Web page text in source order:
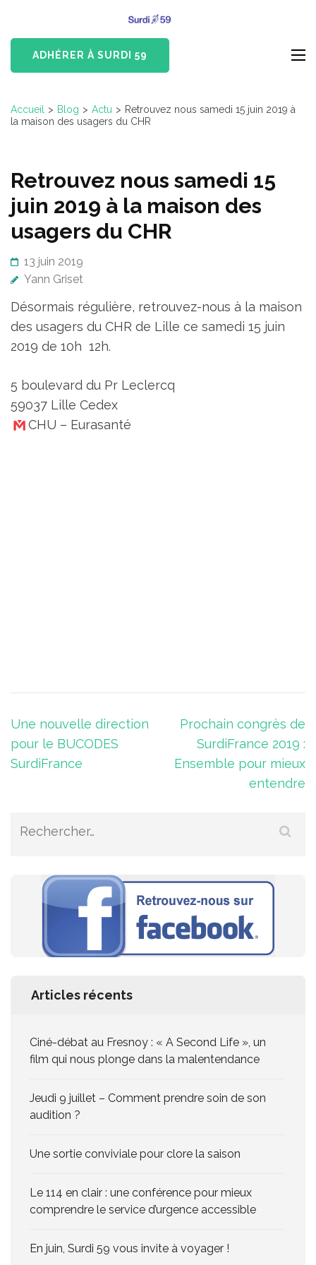
contenu
(Pressez
Malentendants du Nord
ADHÉRER À SURDI 59
Accueil > Blog > Actu > Retrouvez nous samedi 15 juin 2019 à
la maison des usagers du CHR
Retrouvez nous samedi 15
juin 2019 à la maison des
usagers du CHR
13 juin 2019
Yann Griset
Désormais régulière, retrouvez-nous à la maison
des usagers du CHR de Lille ce samedi 15 juin
2019 de 10h 12h.
5 boulevard du Pr Leclercq
59037 Lille Cedex
CHU – Eurasanté
Navigation
de
Une nouvelle direction
pour le BUCODES
SurdiFrance
Prochain congrès de
SurdiFrance 2019 :
Ensemble pour mieux
entendre
Rechercher :
Articles récents
Ciné-débat au Fresnoy : « A Second Life », un
film qui nous plonge dans la malentendance
Jeudi 9 juillet – Comment prendre soin de son
audition ?
Une sortie conviviale pour clore la saison
Le 114 en clair : une conférence pour mieux
comprendre le service d’urgence accessible
En juin, Surdi 59 vous invite à voyager !